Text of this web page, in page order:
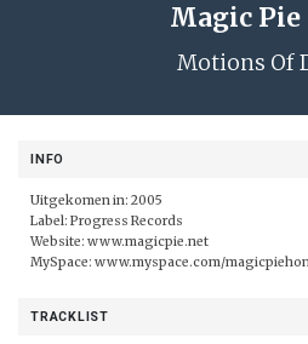
Magic Pie
Motions Of
INFO
Uitgekomen in: 2005
Label: Progress Records
Website: www.magicpie.net
MySpace: www.myspace.com/
TRACKLIST